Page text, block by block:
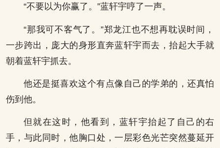
“不要以为你赢了。”蓝轩宇哼了一声。
“那我可不客气了。”郑龙江也不想再耽误时间，
一步跨出，庞大的身形直奔蓝轩宇而去，抬起大手就
朝着蓝轩宇抓去。
他还是挺喜欢这个有点像自己的学弟的，还真怕
伤到他。
但就在这时，他看到，蓝轩宇抬起了自己的右
手，与此同时，他胸口处，一层彩色光芒突然蔓延开